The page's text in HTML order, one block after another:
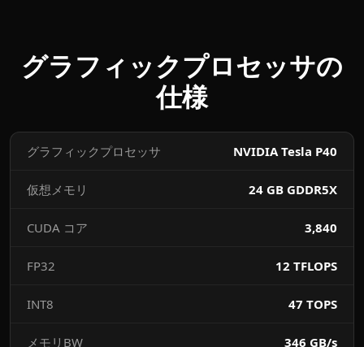
グラフィックプロセッサの
仕様
グラフィックプロセッサ NVIDIA Tesla P40
仮想メモリ 24 GB GDDR5X
CUDA コア 3,840
FP32 12 TFLOPS
INT8 47 TOPS
メモリBW 346 GB/s